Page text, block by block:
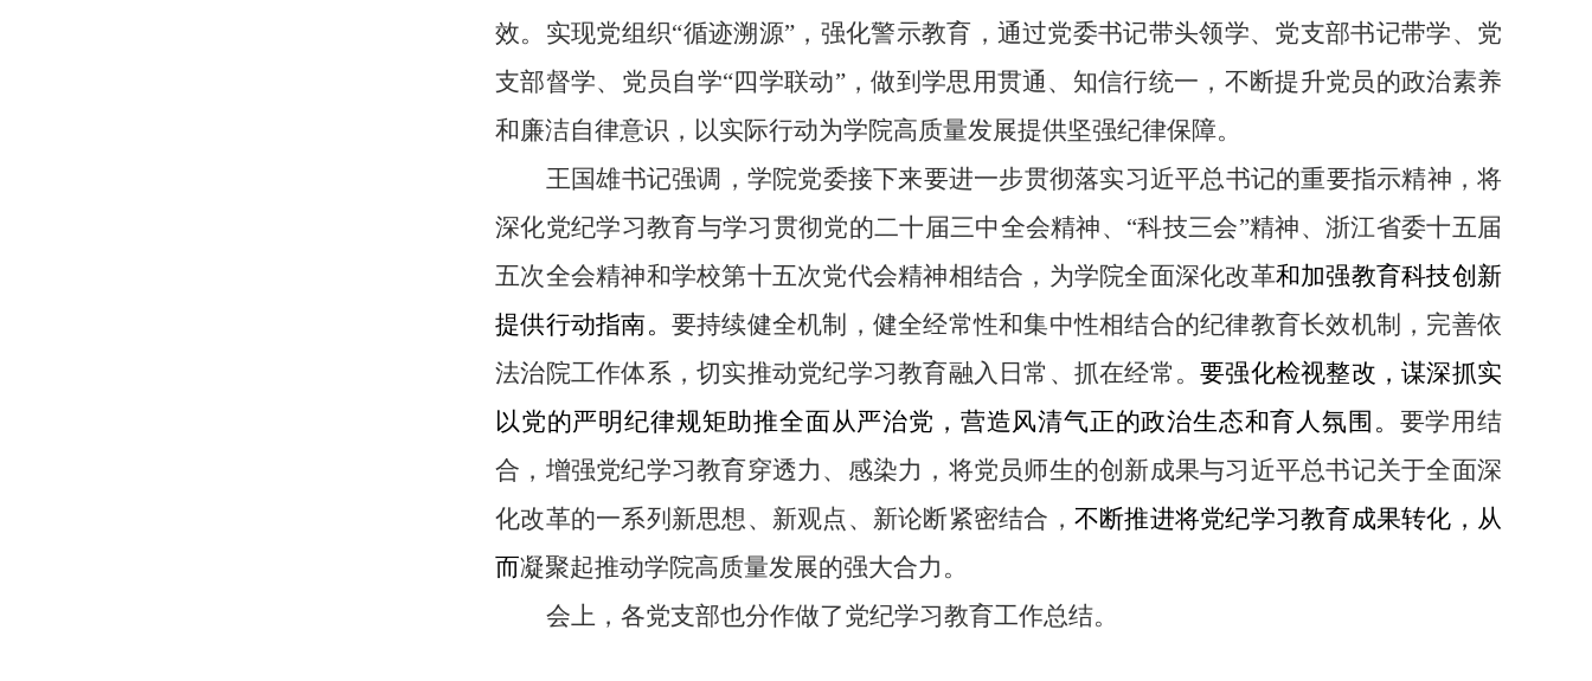
效。实现党组织“循迹溯源”，强化警示教育，通过党委书记带头领学、党支部书记带学、党
支部督学、党员自学“四学联动”，做到学思用贯通、知信行统一，不断提升党员的政治素养
和廉洁自律意识，以实际行动为学院高质量发展提供坚强纪律保障。
王国雄书记强调，学院党委接下来要进一步贯彻落实习近平总书记的重要指示精神，将
深化党纪学习教育与学习贯彻党的二十届三中全会精神、 “科技三会”精神、浙江省委十五届
五次全会精神和学校第十五次党代会精神相结合，为学院全面深化改革和加强教育科技创新
提供行动指南。 要持续健全机制，健全经常性和集中性相结合的纪律教育长效机制，完善依
法治院工作体系，切实推动党纪学习教育融入日常、抓在经常。要强化检视整改，谋深抓实
以党的严明纪律规矩助推全面从严治党，营造风清气正的政治生态和育人氛围。 要学用结
合，增强党纪学习教育穿透力、感染力，将党员师生的创新成果与习近平总书记关于全面深
化改革的一系列新思想、新观点、新论断紧密结合， 不断推进将党纪学习教育成果转化，从
而凝聚起推动学院高质量发展的强大合力。
会上，各党支部也分作做了党纪学习教育工作总结。